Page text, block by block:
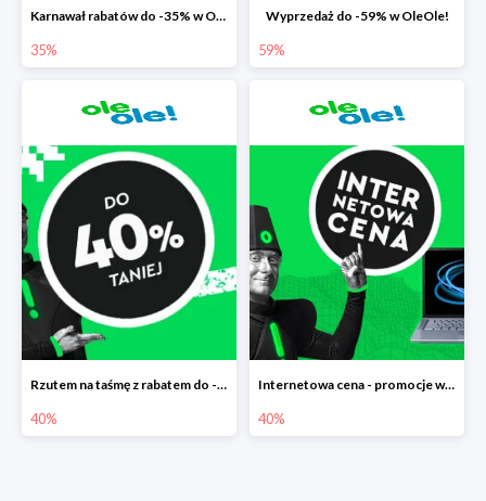
Karnawał rabatów do -35% w OleOle!
35%
Wyprzedaż do -59% w OleOle!
59%
Rzutem na taśmę z rabatem do -40%
40%
Internetowa cena - promocje w Ole Ole! do -40%
40%